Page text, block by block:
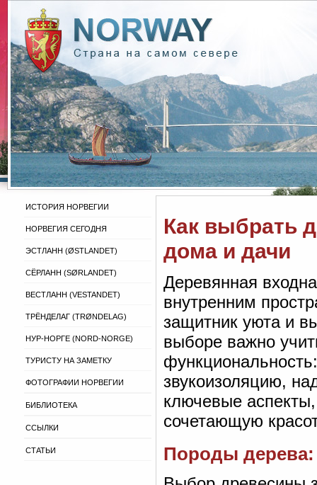
ИСТОРИЯ НОРВЕГИИ
НОРВЕГИЯ СЕГОДНЯ
ЭСТЛАНН (ØSTLANDET)
СЁРЛАНН (SØRLANDET)
ВЕСТЛАНН (VESTANDET)
ТРЁНДЕЛАГ (TRØNDELAG)
НУР-НОРГЕ (NORD-NORGE)
ТУРИСТУ НА ЗАМЕТКУ
ФОТОГРАФИИ НОРВЕГИИ
БИБЛИОТЕКА
ССЫЛКИ
СТАТЬИ
Как выбрать
дома и дачи
Деревянная
внутренним
защитник уюта и
выборе важно
звукоизоляцию,
ключевые
сочетающую
Породы дерева: